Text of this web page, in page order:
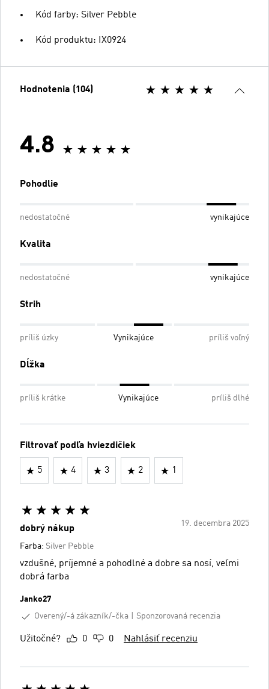
Kód farby: Silver Pebble
Kód produktu: IX0924
Hodnotenia (104)
4.8
Pohodlie
nedostatočné vynikajúce
Kvalita
nedostatočné vynikajúce
Strih
príliš úzky Vynikajúce príliš voľný
Dĺžka
príliš krátke Vynikajúce príliš dlhé
Filtrovať podľa hviezdičiek
5 4 3 2 1
19. decembra 2025
dobrý nákup
Farba: Silver Pebble
vzdušné, príjemné a pohodlné a dobre sa nosí, veľmi
dobrá farba
Janko27
Overený/-á zákazník/-čka
Sponzorovaná recenzia
Užitočné? 0 0 Nahlásiť recenziu